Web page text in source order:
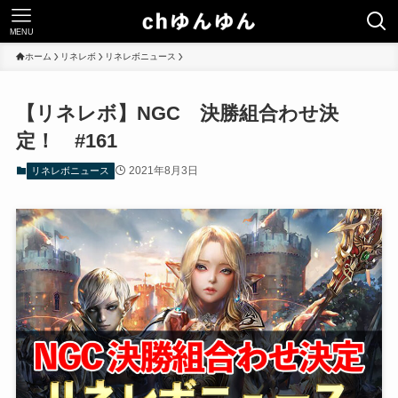
MENU
ホーム リネレボ リネレボニュース
【リネレボ】NGC 決勝組合わせ決
定！ #161
リネレボニュース 2021年8月3日